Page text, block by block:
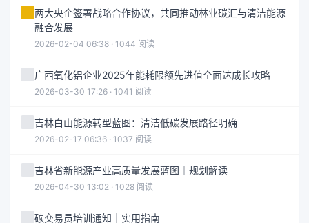
两大央企签署战略合作协议，共同推动林业碳汇与清洁能源
融合发展
2026-02-04 06:38 · 1044 阅读
广西氧化铝企业2025年能耗限额先进值全面达成长攻略
2026-03-30 17:26 · 1041 阅读
吉林白山能源转型蓝图：清洁低碳发展路径明确
2026-02-17 06:36 · 1037 阅读
吉林省新能源产业高质量发展蓝图｜规划解读
2026-04-30 13:02 · 1028 阅读
碳交易员培训通知｜实用指南